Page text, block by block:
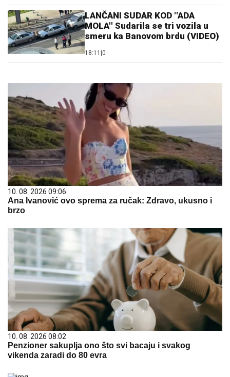
LANČANI SUDAR KOD ''ADA
MOLA'' Sudarila se tri vozila u
smeru ka Banovom brdu (VIDEO)
18:11 0
10. 08. 2026 09:06
Ana Ivanović ovo sprema za ručak: Zdravo, ukusno i
brzo
10. 08. 2026 08:02
Penzioner sakuplja ono što svi bacaju i svakog
vikenda zaradi do 80 evra